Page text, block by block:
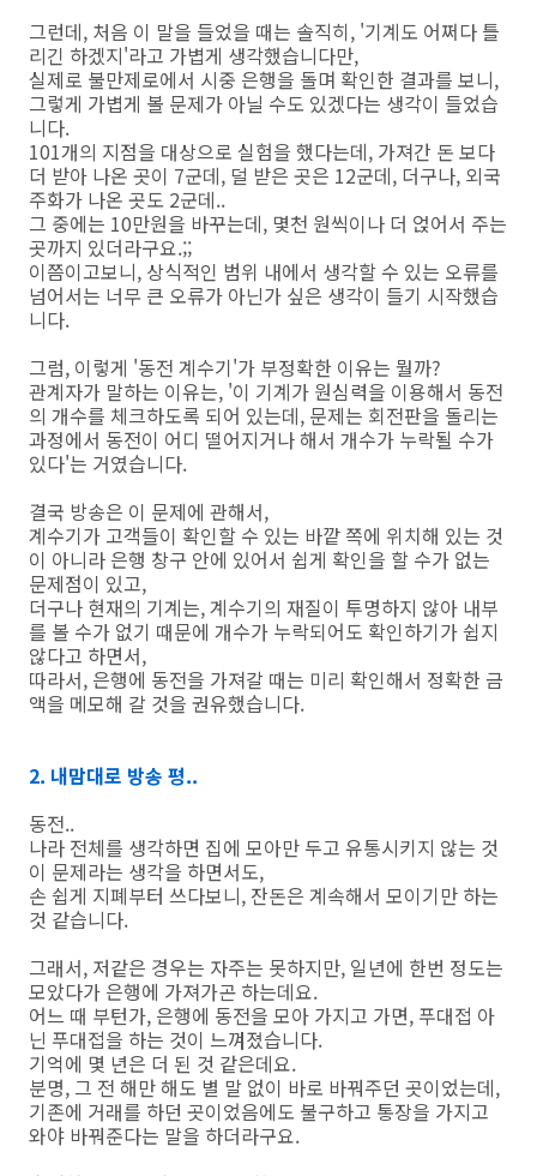
그런데, 처음 이 말을 들었을 때는 솔직히, '기계도 어쩌다 틀
리긴 하겠지'라고 가볍게 생각했습니다만,
실제로 불만제로에서 시중 은행을 돌며 확인한 결과를 보니,
그렇게 가볍게 볼 문제가 아닐 수도 있겠다는 생각이 들었습
니다.
101개의 지점을 대상으로 실험을 했다는데, 가져간 돈 보다
더 받아 나온 곳이 7군데, 덜 받은 곳은 12군데, 더구나, 외국
주화가 나온 곳도 2군데..
그 중에는 10만원을 바꾸는데, 몇천 원씩이나 더 얹어서 주는
곳까지 있더라구요.;;
이쯤이고보니, 상식적인 범위 내에서 생각할 수 있는 오류를
넘어서는 너무 큰 오류가 아닌가 싶은 생각이 들기 시작했습
니다.
그럼, 이렇게 '동전 계수기'가 부정확한 이유는 뭘까?
관계자가 말하는 이유는, '이 기계가 원심력을 이용해서 동전
의 개수를 체크하도록 되어 있는데, 문제는 회전판을 돌리는
과정에서 동전이 어디 떨어지거나 해서 개수가 누락될 수가
있다'는 거였습니다.
결국 방송은 이 문제에 관해서,
계수기가 고객들이 확인할 수 있는 바깥 쪽에 위치해 있는 것
이 아니라 은행 창구 안에 있어서 쉽게 확인을 할 수가 없는
문제점이 있고,
더구나 현재의 기계는, 계수기의 재질이 투명하지 않아 내부
를 볼 수가 없기 때문에 개수가 누락되어도 확인하기가 쉽지
않다고 하면서,
따라서, 은행에 동전을 가져갈 때는 미리 확인해서 정확한 금
액을 메모해 갈 것을 권유했습니다.
2. 내맘대로 방송 평..
동전..
나라 전체를 생각하면 집에 모아만 두고 유통시키지 않는 것
이 문제라는 생각을 하면서도,
손 쉽게 지폐부터 쓰다보니, 잔돈은 계속해서 모이기만 하는
것 같습니다.
그래서, 저같은 경우는 자주는 못하지만, 일년에 한번 정도는
모았다가 은행에 가져가곤 하는데요.
어느 때 부턴가, 은행에 동전을 모아 가지고 가면, 푸대접 아
닌 푸대접을 하는 것이 느껴졌습니다.
기억에 몇 년은 더 된 것 같은데요.
분명, 그 전 해만 해도 별 말 없이 바로 바꿔주던 곳이었는데,
기존에 거래를 하던 곳이었음에도 불구하고 통장을 가지고
와야 바꿔준다는 말을 하더라구요.